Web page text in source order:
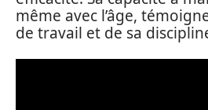
même avec l’âge,
de travail et de sa